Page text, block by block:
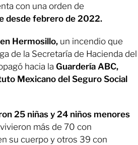
con una orden de
desde febrero de 2022.
Hermosillo, un incendio que
de la Secretaría de Hacienda del
hacia la Guardería ABC,
Mexicano del Seguro Social
25 niñas y 24 niños menores
más de 70 con
su cuerpo y otros 39 con